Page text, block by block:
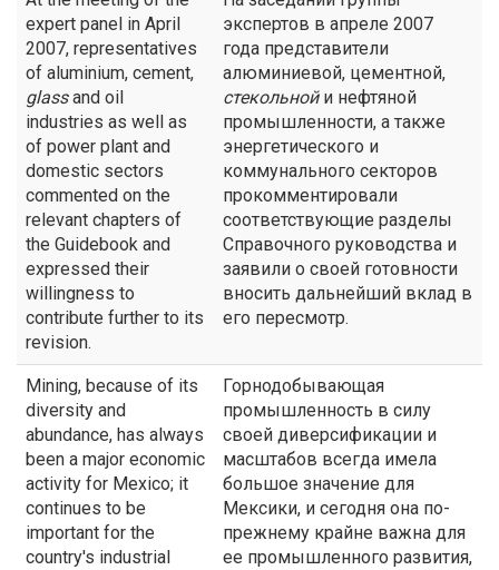
expert panel in April
2007, representatives
of aluminium, cement,
glassand oil
industries as well as
of power plant and
domestic sectors
commented on the
relevant chapters of
the Guidebook and
expressed their
willingness to
contribute further to its
revision.
экспертов в апреле 2007
года представители
алюминиевой, цементной,
стекольнойи нефтяной
промышленности, а также
энергетического и
коммунального секторов
прокомментировали
соответствующие разделы
Справочного руководства и
заявили о своей готовности
вносить дальнейший вклад в
его пересмотр.
Mining, because of its
diversity and
abundance, has always
been a major economic
activity for Mexico; it
continues to be
important for the
country's industrial
Горнодобывающая
промышленность в силу
своей диверсификации и
масштабов всегда имела
большое значение для
Мексики, и сегодня она по-
прежнему крайне важна для
ее промышленного развития,